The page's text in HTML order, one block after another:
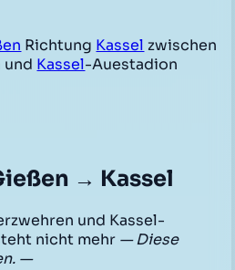
Richtung Kassel zwischen
und Kassel-Auestadion
→ Kassel
und Kassel-
nicht mehr — Diese
—